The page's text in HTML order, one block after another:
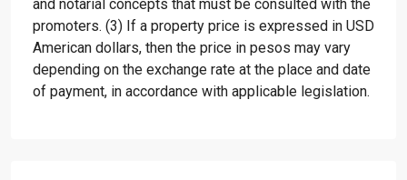
and notarial concepts that must be consulted with the
promoters. (3) If a property price is expressed in USD
American dollars, then the price in pesos may vary
depending on the exchange rate at the place and date
of payment, in accordance with applicable legislation.